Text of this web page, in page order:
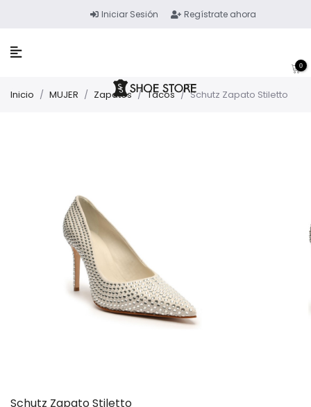
Iniciar Sesión Regístrate ahora
0
Inicio / MUJER / Zapatos / Tacos / Schutz Zapato Stiletto
Schutz Zapato Stiletto